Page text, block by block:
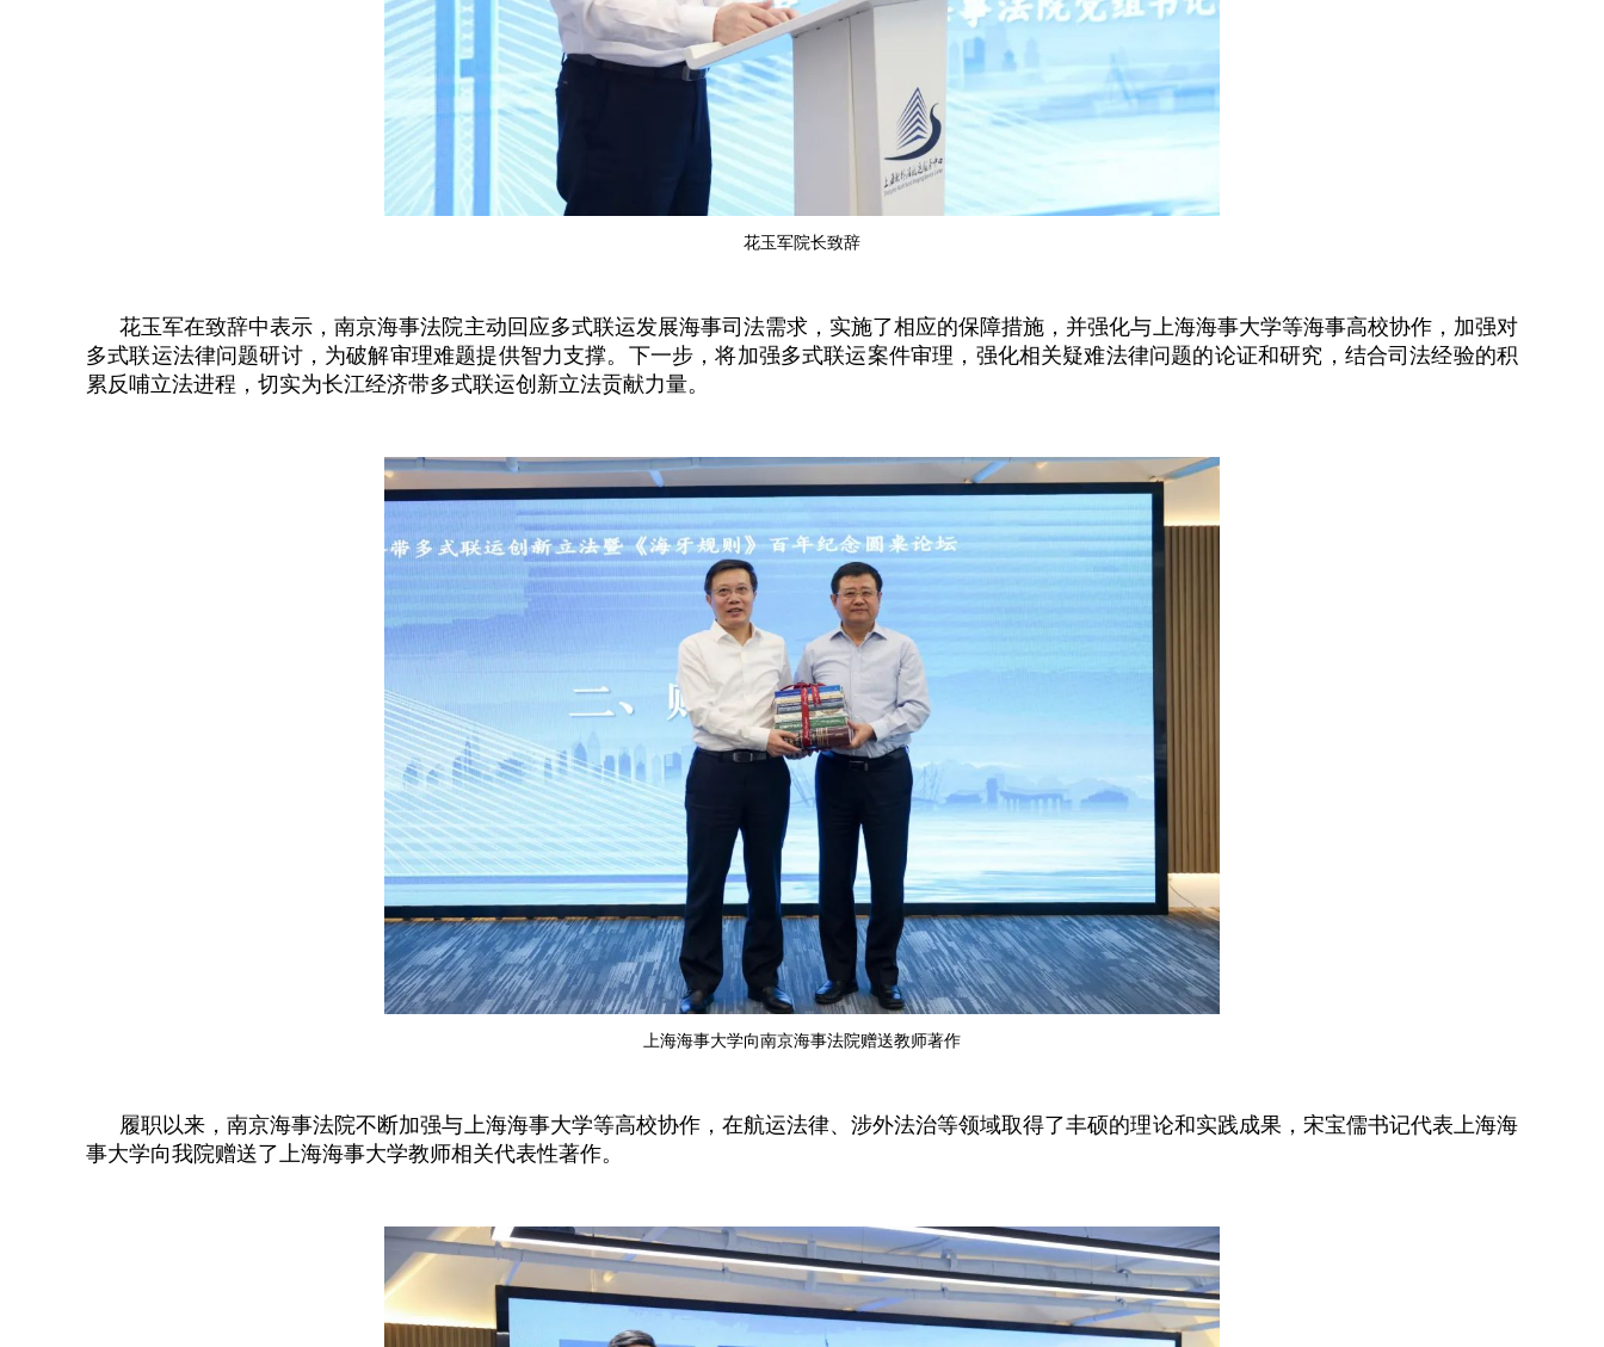
花玉军院长致辞
花玉军在致辞中表示，南京海事法院主动回应多式联运发展海事司法需求，实施了相应的保障措施，并强化与上海海事大学等海事高校协作，加强对
多式联运法律问题研讨，为破解审理难题提供智力支撑。下一步，将加强多式联运案件审理，强化相关疑难法律问题的论证和研究，结合司法经验的积
累反哺立法进程，切实为长江经济带多式联运创新立法贡献力量。
上海海事大学向南京海事法院赠送教师著作
履职以来，南京海事法院不断加强与上海海事大学等高校协作，在航运法律、涉外法治等领域取得了丰硕的理论和实践成果，宋宝儒书记代表上海海
事大学向我院赠送了上海海事大学教师相关代表性著作。